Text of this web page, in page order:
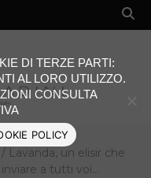
/ Lavanda, un elisir che
a tutti voi…
DI TERZE PARTI:
AL LORO UTILIZZO.
CONSULTA
POLICY